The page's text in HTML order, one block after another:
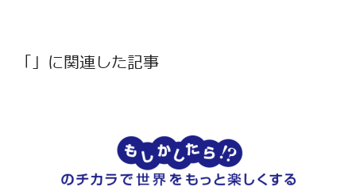
「」に関連した記事